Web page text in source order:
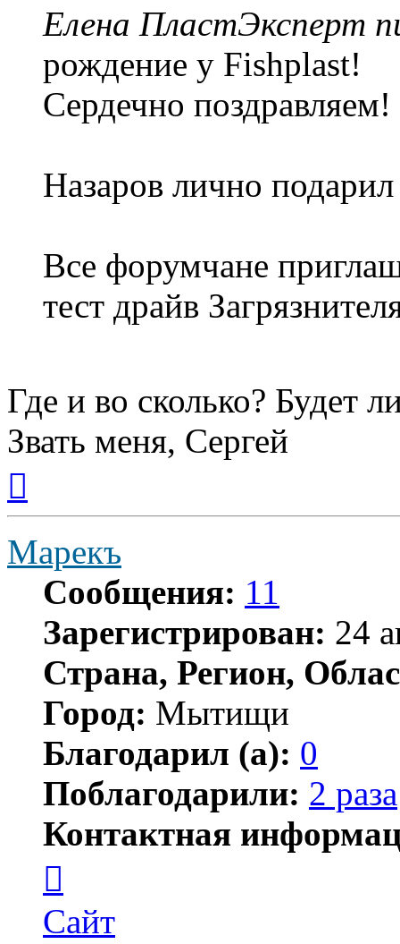
Елена ПластЭксперт
рождение у Fishplast!
Сердечно поздравляем!
Назаров лично
Все форумчане
тест драйв
Где и во сколько? Будет
Звать меня, Сергей
началу
Марекъ
Сообщения: 11
Зарегистрирован: 24
Страна, Регион,
Город: Мытищи
Благодарил (а): 0
Поблагодарили: 2 раза
Контактная
пользователя
Марекъ
Сайт